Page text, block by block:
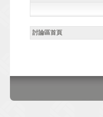
討論區首頁